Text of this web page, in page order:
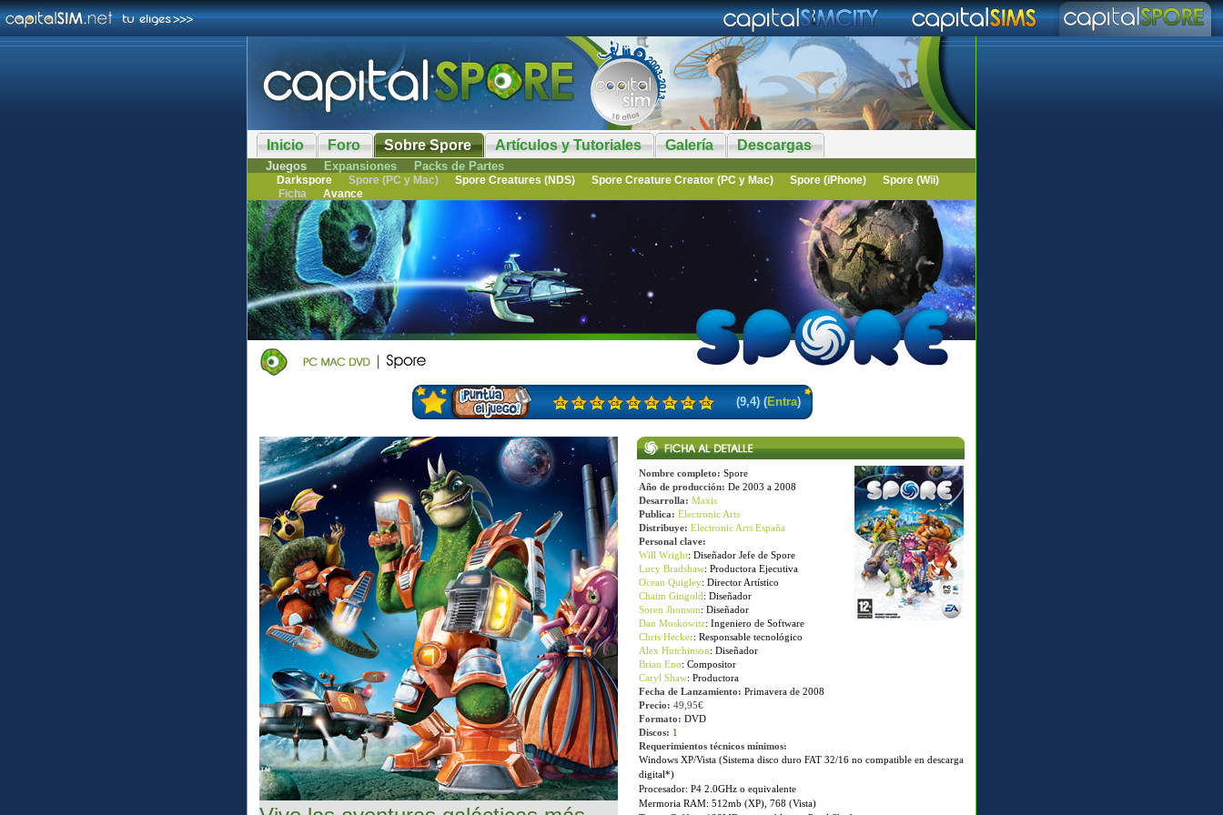
Inicio Foro Sobre Spore Artículos y Tutoriales Galería Descargas
Juegos Expansiones Packs de Partes
Darkspore Spore (PC y Mac) Spore Creatures (NDS) Spore Creature Creator (PC y Mac) Spore (iPhone)
Spore (Wii)
Ficha
Avance
(9,4) (Entra)
Nombre completo: Spore
Año de producción: De 2003 a 2008
Desarrolla: Maxis
Publica: Electronic Arts
Distribuye: Electronic Arts España
Personal clave:
Will Wright: Diseñador Jefe de Spore
Lucy Bradshaw: Productora Ejecutiva
Ocean Quigley: Director Artístico
Chaim Gingold : Diseñador
Soren Jhonson: Diseñador
Dan Moskowitz: Ingeniero de Software
Chris Hecker: Responsable tecnológico
Alex Hutchinson: Diseñador
Brian Eno: Compositor
Caryl Shaw: Productora
Fecha de Lanzamiento: Primavera de 2008
Precio: 49,95€
Formato: DVD
Discos: 1
Requerimientos técnicos mínimos:
Windows XP/Vista (Sistema disco duro FAT 32/16 no compatible en descarga
digital*)
Procesador: P4 2.0GHz o equivalente
Mermoria RAM: 512mb (XP), 768 (Vista)